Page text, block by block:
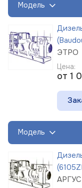
Модель
ЭТРО
Цена:
от 1
Модель
АРГУС